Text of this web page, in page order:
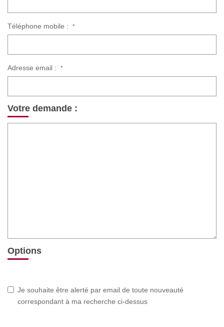
Téléphone mobile : *
Adresse email : *
Votre demande :
Options
Je souhaite être alerté par email de toute nouveauté
correspondant à ma recherche ci-dessus